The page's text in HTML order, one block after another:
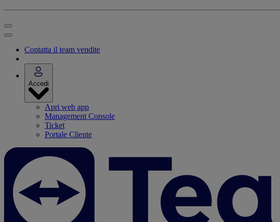
Contatta il team vendite
Accedi
Apri web app
Management Console
Ticket
Portale Cliente